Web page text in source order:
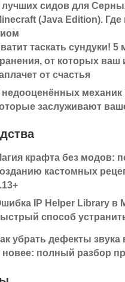
лучших сидов для
(Java Edition).
таскать сундуки! 5
от которых ваш
от счастья
недооценённых механик
заслуживают
крафта без модов:
кастомных
IP Helper Library в
способ
убрать дефекты звука
новее: полный разбор